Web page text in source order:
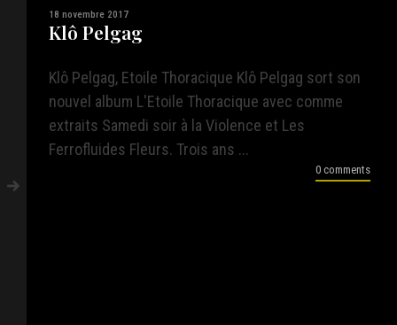
18 novembre 2017
Klô Pelgag
Klô Pelgag, Etoile Thoracique Klô Pelgag sort son
nouvel album L'Etoile Thoracique avec comme
extraits Samedi soir à la Violence et Les
Ferrofluides Fleurs. Trois ans ...
0 comments